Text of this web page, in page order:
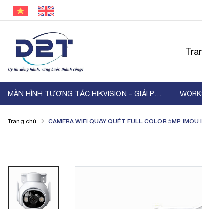
MÀN HÌNH TƯƠNG TÁC HIKVISION – GIẢI PHÁP HIỂN ...
Trang chủ CAMERA WIFI QUAY QUÉT FULL COLOR 5MP IMOU